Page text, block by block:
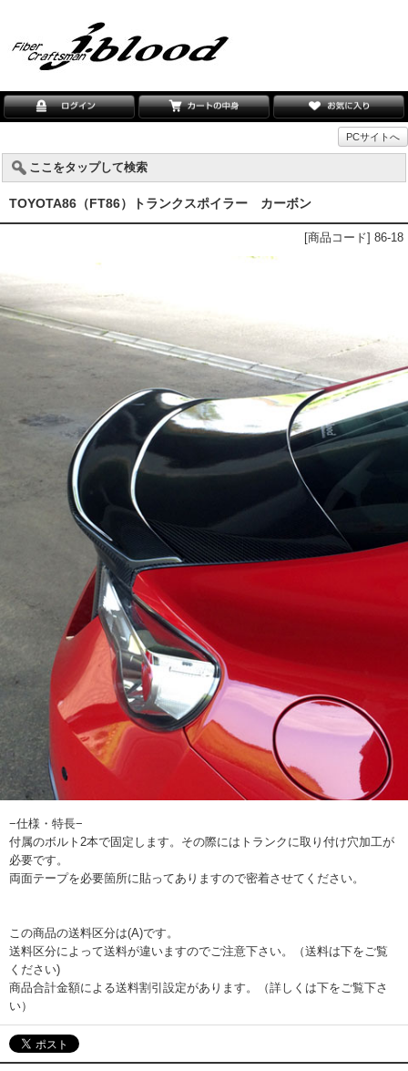
PCサイトへ
ここをタップして検索
TOYOTA86（FT86）トランクスポイラー カーボン
[商品コード] 86-18
−仕様・特長−
付属のボルト2本で固定します。その際にはトランクに取り付け穴加工が
必要です。
両面テープを必要箇所に貼ってありますので密着させてください。
この商品の送料区分は(A)です。
送料区分によって送料が違いますのでご注意下さい。（送料は下をご覧
ください)
商品合計金額による送料割引設定があります。（詳しくは下をご覧下さ
い）